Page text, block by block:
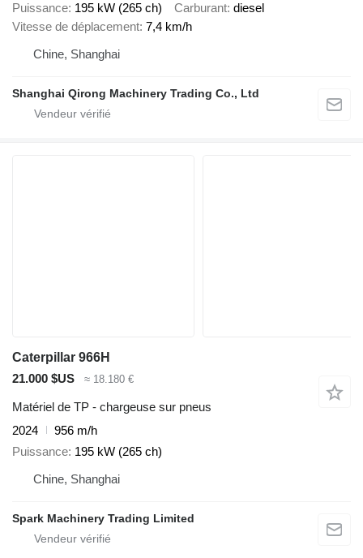
Puissance 195 kW (265 ch) Carburant diesel
Vitesse de déplacement 7,4 km/h
Chine, Shanghai
Shanghai Qirong Machinery Trading Co., Ltd
Caterpillar 966H
21.000 $US
≈ 18.180 €
Matériel de TP - chargeuse sur pneus
2024
956 m/h
Puissance 195 kW (265 ch)
Chine, Shanghai
Spark Machinery Trading Limited